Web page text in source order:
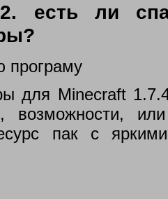
есть ли
програму
для Minecraft
возможности,
пак с